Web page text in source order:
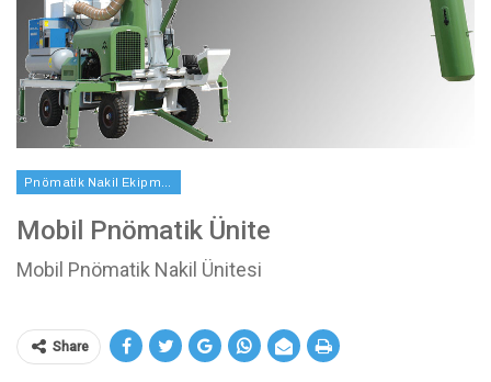
Mobil Pnömatik Ünite
Mobil Pnömatik Nakil Ünitesi
Share